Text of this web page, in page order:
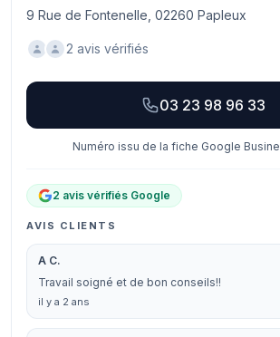
9 Rue de Fontenelle, 02260 Papleux
2 avis vérifiés
03 23 98 96 33
Numéro issu de la fiche Google
2 avis vérifiés Google
AVIS CLIENTS
A C.
Travail soigné et de bon conseils!!
il y a 2 ans